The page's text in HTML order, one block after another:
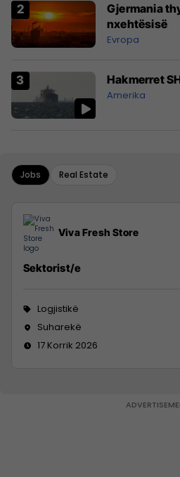
Gjermania
nxehtësisë
Evropa
Hakmerret
Amerika
Jobs Real Estate
Viva Fresh Store
Sektorist/e
Logjistikë
Suharekë
17 Korrik 2026